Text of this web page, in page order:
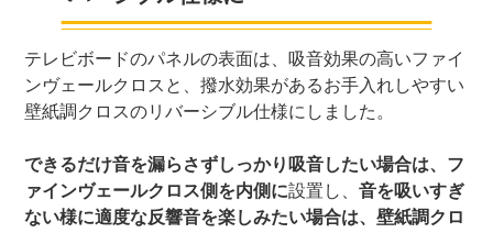
テレビボードのパネルの表面は、吸音効果の高いファイ
ンヴェールクロスと、撥水効果があるお手入れしやすい
壁紙調クロスのリバーシブル仕様にしました。
できるだけ音を漏らさずしっかり吸音したい場合は、フ
ァインヴェールクロス側を内側に設置し、音を吸いすぎ
ない様に適度な反響音を楽しみたい場合は、壁紙調クロ